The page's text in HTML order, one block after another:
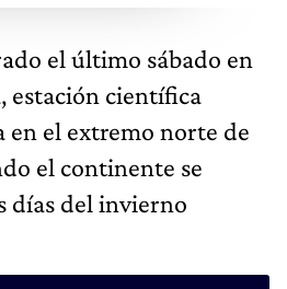
el último sábado en
estación científica
en el extremo norte de
el continente se
días del invierno